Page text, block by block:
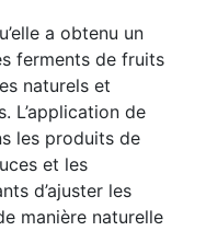
a obtenu un
ferments de fruits
naturels et
L’application de
les produits de
et les
d’ajuster les
manière naturelle